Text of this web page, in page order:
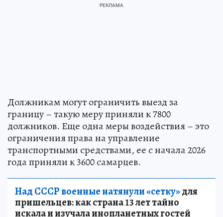
Должникам могут ограничить выезд за
границу – такую меру приняли к 7800
должников. Еще одна меры воздействия – это
ограничения права на управление
транспортными средствами, ее с начала 2026
года приняли к 3600 самарцев.
Над СССР военные натянули «сетку»для
пришельцев: как страна 13 лет тайно
искала и изучала инопланетных гостей